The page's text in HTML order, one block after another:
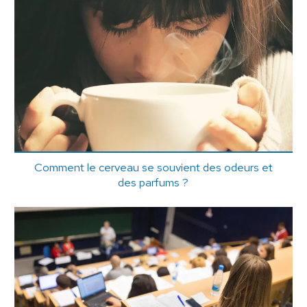
Comment le cerveau se souvient des odeurs et
des parfums ?